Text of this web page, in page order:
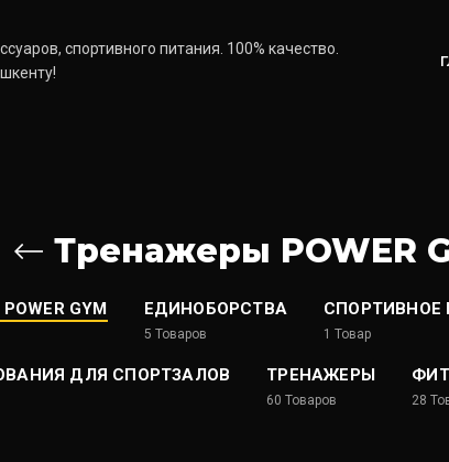
спортивного питания. 100% качество.
Тренажеры POWER
GYM ЕДИНОБОРСТВА
5 Товаров
СПОРТИВНОЕ
1 Товар
ДЛЯ СПОРТЗАЛОВ ТРЕНАЖЕРЫ
60 Товаров 28